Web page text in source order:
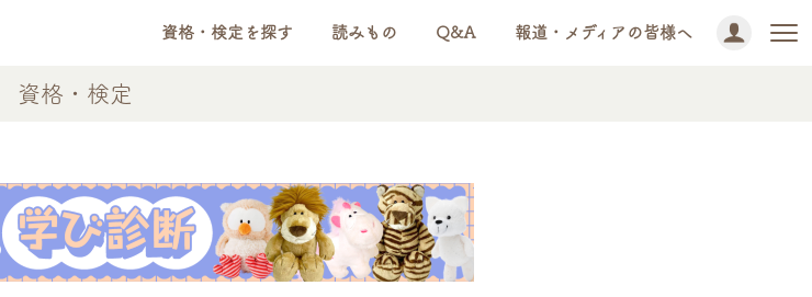
資格・検定を探す 読みもの Q&A 報道・メディアの皆様へ
資格・検定